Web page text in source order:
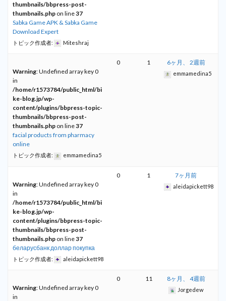
thumbnails/bbpress-post-
thumbnails.php on line37
Sabka Game APK & Sabka Game
Download Expert
トピック作成者: Miteshraj
Warning: Undefined array key 0
in
/home/r1573784/public_html/bi
ke-blog.jp/wp-
content/plugins/bbpress-topic-
thumbnails/bbpress-post-
thumbnails.php on line37
facial products from pharmacy
online
トピック作成者: emmamedina5
0 1 6ヶ月、 2週前
emmamedina5
Warning: Undefined array key 0
in
/home/r1573784/public_html/bi
ke-blog.jp/wp-
content/plugins/bbpress-topic-
thumbnails/bbpress-post-
thumbnails.php on line37
беларусбанк доллар покупка
トピック作成者: aleidapickett98
0 1 7ヶ月前
aleidapickett98
Warning: Undefined array key 0
in
0 11 8ヶ月、 4週前
Jorgedew